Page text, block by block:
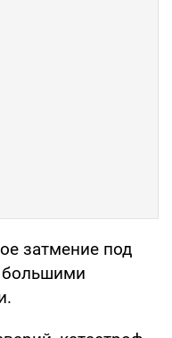
затмение под
большими